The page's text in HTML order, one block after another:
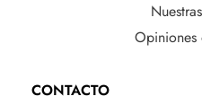
Opiniones
CONTACTO